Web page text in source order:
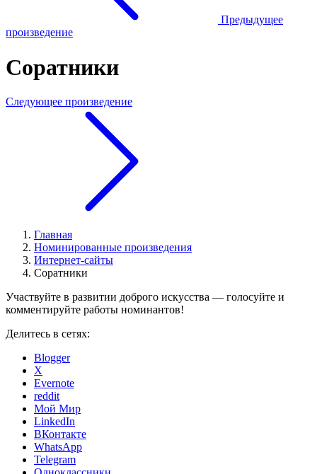
Предыдущее
произведение
Соратники
Следующее произведение
Главная
Номинированные произведения
Интернет-сайты
Соратники
Участвуйте в развитии доброго искусства — голосуйте и
комментируйте работы номинантов!
Делитесь в сетях:
Blogger
X
Evernote
reddit
Мой Мир
LinkedIn
ВКонтакте
WhatsApp
Telegram